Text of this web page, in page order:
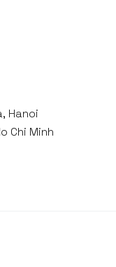
Hanoi
Chi Minh